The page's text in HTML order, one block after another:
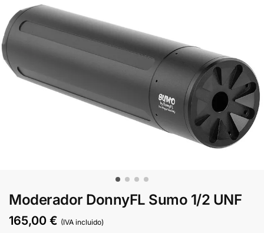
Moderador DonnyFL Sumo 1/2 UNF
165,00 € (IVA incluido)